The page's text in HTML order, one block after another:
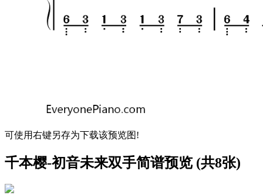
可使用右键另存为下载该预览图!
千本樱-初音未来双手简谱预览 (共8张)